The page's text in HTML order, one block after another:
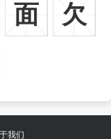
面
欠
我们